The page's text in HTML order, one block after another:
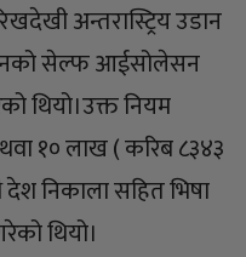
अन्तरास्ट्रिय उडान
सेल्फ आईसोलेसन
थियो।उक्त नियम
१० लाख ( करिब ८३४३
निकाला सहित भिषा
थियो।